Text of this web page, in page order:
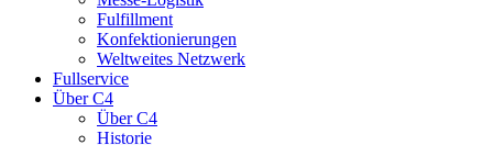
Fulfillment
Konfektionierungen
Weltweites Netzwerk
Fullservice
Über C4
Über C4
Historie